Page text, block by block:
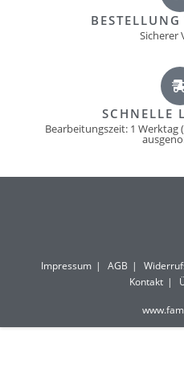
Sicherer
SCHNELLE
Bearbeitungszeit: 1 Werktag
Impressum AGB
Kontakt